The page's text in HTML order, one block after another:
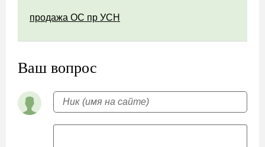
продажа ОС пр УСН
Ваш вопрос